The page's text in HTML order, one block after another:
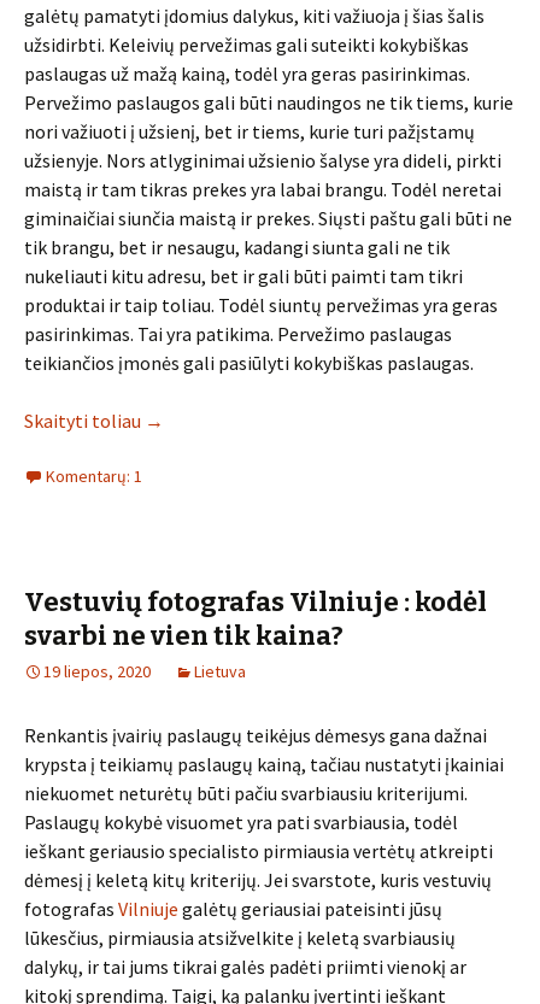
galėtų pamatyti įdomius dalykus, kiti važiuoja į šias šalis
užsidirbti. Keleivių pervežimas gali suteikti kokybiškas
paslaugas už mažą kainą, todėl yra geras pasirinkimas.
Pervežimo paslaugos gali būti naudingos ne tik tiems, kurie
nori važiuoti į užsienį, bet ir tiems, kurie turi pažįstamų
užsienyje. Nors atlyginimai užsienio šalyse yra dideli, pirkti
maistą ir tam tikras prekes yra labai brangu. Todėl neretai
giminaičiai siunčia maistą ir prekes. Siųsti paštu gali būti ne
tik brangu, bet ir nesaugu, kadangi siunta gali ne tik
nukeliauti kitu adresu, bet ir gali būti paimti tam tikri
produktai ir taip toliau. Todėl siuntų pervežimas yra geras
pasirinkimas. Tai yra patikima. Pervežimo paslaugas
teikiančios įmonės gali pasiūlyti kokybiškas paslaugas.
Skaityti toliau →
Komentarų: 1
Vestuvių fotografas Vilniuje : kodėl
svarbi ne vien tik kaina?
19 liepos, 2020 Lietuva
Renkantis įvairių paslaugų teikėjus dėmesys gana dažnai
krypsta į teikiamų paslaugų kainą, tačiau nustatyti įkainiai
niekuomet neturėtų būti pačiu svarbiausiu kriterijumi.
Paslaugų kokybė visuomet yra pati svarbiausia, todėl
ieškant geriausio specialisto pirmiausia vertėtų atkreipti
dėmesį į keletą kitų kriterijų. Jei svarstote, kuris vestuvių
fotografas Vilniuje galėtų geriausiai pateisinti jūsų
lūkesčius, pirmiausia atsižvelkite į keletą svarbiausių
dalykų, ir tai jums tikrai galės padėti priimti vienokį ar
kitokį sprendimą. Taigi, ką palanku įvertinti ieškant